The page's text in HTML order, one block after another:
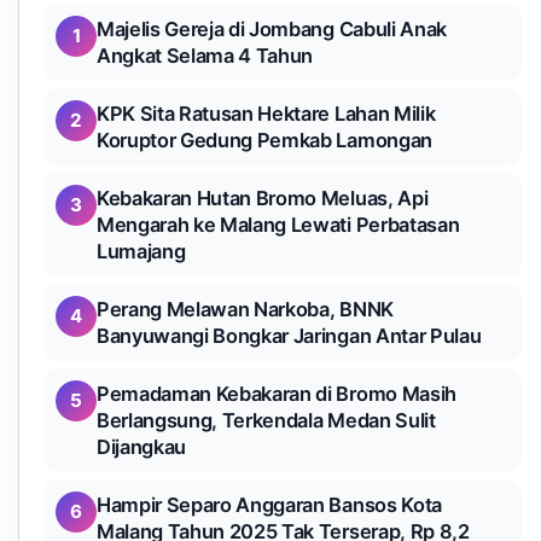
1
Majelis Gereja di Jombang Cabuli Anak
Angkat Selama 4 Tahun
2
KPK Sita Ratusan Hektare Lahan Milik
Koruptor Gedung Pemkab Lamongan
3
Kebakaran Hutan Bromo Meluas, Api
Mengarah ke Malang Lewati Perbatasan
Lumajang
4
Perang Melawan Narkoba, BNNK
Banyuwangi Bongkar Jaringan Antar Pulau
5
Pemadaman Kebakaran di Bromo Masih
Berlangsung, Terkendala Medan Sulit
Dijangkau
6
Hampir Separo Anggaran Bansos Kota
Malang Tahun 2025 Tak Terserap, Rp 8,2